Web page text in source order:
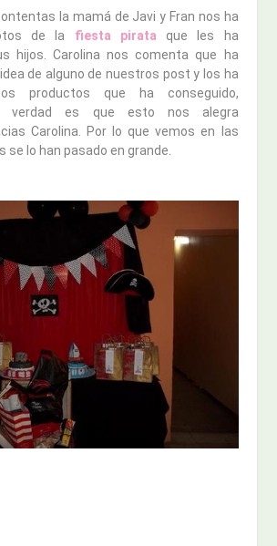
la mamá de Javi y Fran nos ha
de la fiesta pirata que les ha
hijos. Carolina nos comenta que ha
de alguno de nuestros post y los ha
productos que ha conseguido,
verdad es que esto nos alegra
Carolina. Por lo que vemos en las
se lo han pasado en grande.